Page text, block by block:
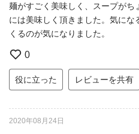
麺がすごく美味しく、スープがち
には美味しく頂きました。気に
くるのが気になりました。
0
役に立った レビューを共有
2020年08月24日